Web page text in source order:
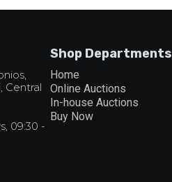
Central
09:30 -
Shop Departments
Home
Online Auctions
In-house Auctions
Buy Now